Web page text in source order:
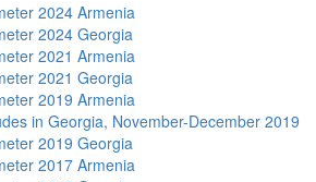
2024 Armenia
2024 Georgia
2021 Armenia
2021 Georgia
2019 Armenia
in Georgia, November-December 2019
2019 Georgia
2017 Armenia